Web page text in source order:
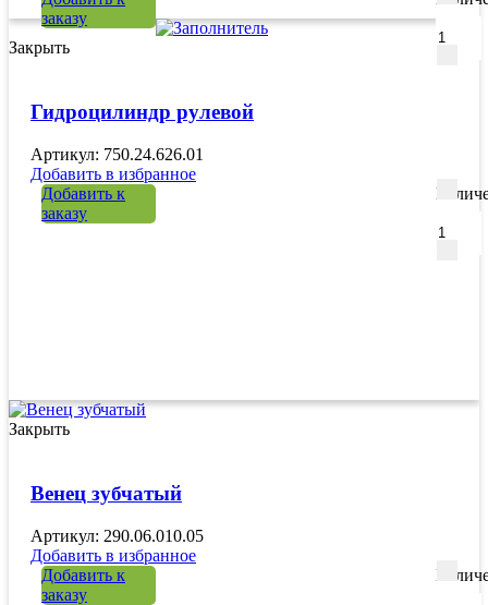
заказу
Закрыть
Гидроцилиндр рулевой
Артикул: 750.24.626.01
Добавить в избранное
Добавить к
заказу
Закрыть
Венец зубчатый
Артикул: 290.06.010.05
Добавить в избранное
Добавить к
заказу